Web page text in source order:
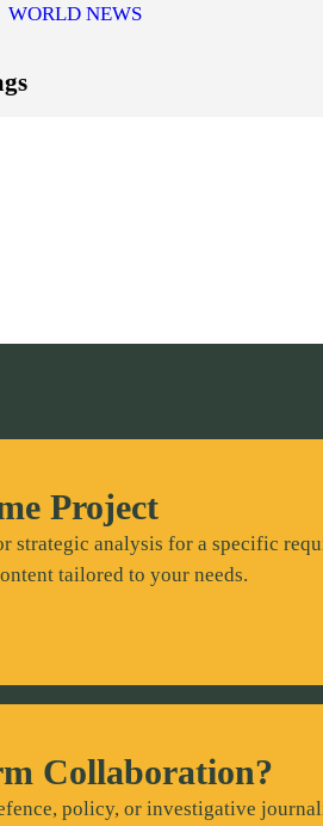
WORLD NEWS
Project
strategic analysis for a specific
tailored to your needs.
Collaboration?
policy, or investigative